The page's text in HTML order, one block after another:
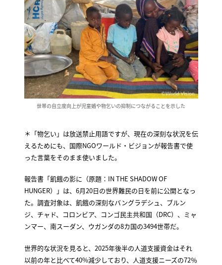
世帯の自立度向上が児童婚や物乞いの抑制につながることを示した
＊「物乞い」は放送禁止用語ですが、現在の深刻な状況を伝
えるためにも、国際NGOワールド・ビジョンが報告書で使
った言葉をそのまま使いました。
報告書「飢餓の影に（原題：IN THE SHADOW OF
HUNGER）」は、6月20日の世界難民の日を前に公開となっ
た。調査対象は、飢餓の深刻なバングラデシュ、ブルン
ジ、チャド、コロンビア、コンゴ民主共和国（DRC）、ミャ
ンマー、南スーダン、ウガンダの8カ国の3494世帯だ。
世界的な状況を見ると、2025年後半の人道支援資金はそれ
以前の年と比べて40%減少しており、人道支援ニーズの72％